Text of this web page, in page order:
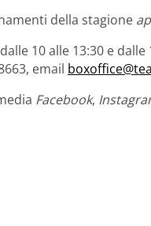
della stagione
10 alle 13:30 e
email
Facebook,